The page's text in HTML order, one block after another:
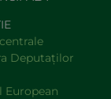
Deputaţilor
European